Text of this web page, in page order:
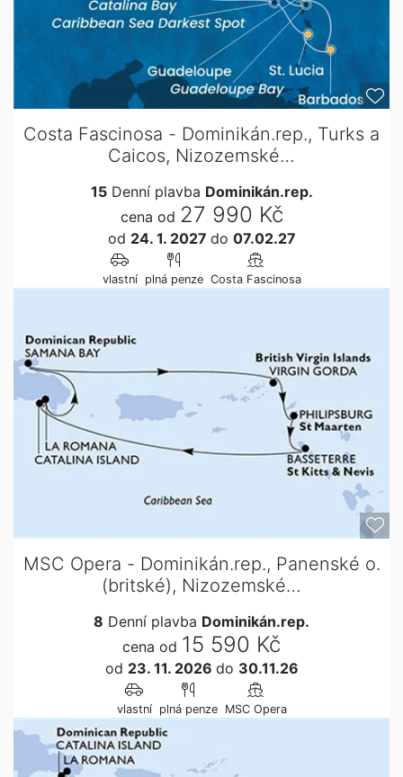
Costa Fascinosa - Dominikán.rep., Turks a
Caicos, Nizozemské…
15Denní plavba Dominikán.rep.
cena od 27 990 Kč
od 24. 1. 2027 do 07.02.27
vlastní plná penze Costa Fascinosa
MSC Opera - Dominikán.rep., Panenské o.
(britské), Nizozemské…
8 Denní plavba Dominikán.rep.
cena od 15 590 Kč
od 23. 11. 2026 do 30.11.26
vlastní plná penze MSC Opera